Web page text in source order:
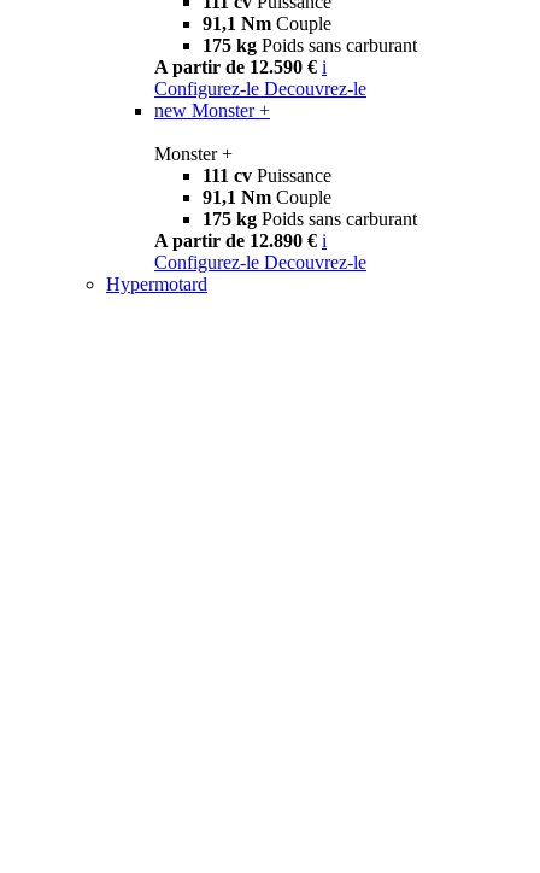
91,1 Nm Couple
175 kg Poids sans carburant
A partir de 12.590 € i
Configurez-le Decouvrez-le
new Monster +
Monster +
111 cv Puissance
91,1 Nm Couple
175 kg Poids sans carburant
A partir de 12.890 € i
Configurez-le Decouvrez-le
Hypermotard